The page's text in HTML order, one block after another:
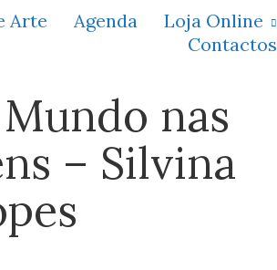
Arte Agenda
Loja Online
Contactos
nas
– Silvina